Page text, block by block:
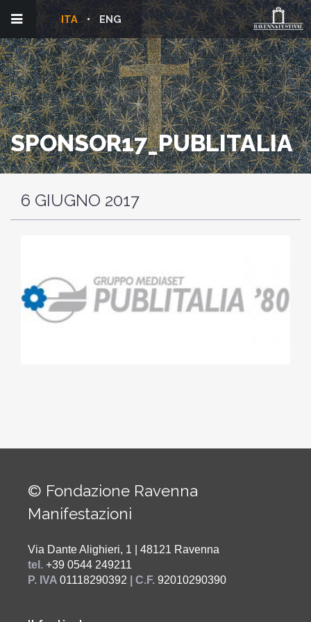
ENG
ITA
SPONSOR17_PUBLITALIA
6 GIUGNO 2017
© Fondazione Ravenna
Manifestazioni
Via Dante Alighieri, 1 | 48121 Ravenna
tel. +39 0544 249211
P. IVA 01118290392 | C.F. 92010290390